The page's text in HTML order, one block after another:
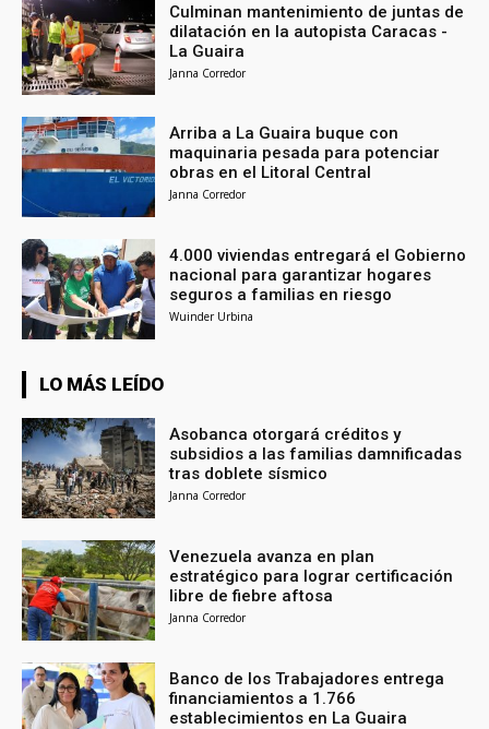
Culminan mantenimiento de juntas de
dilatación en la autopista Caracas -
La Guaira
Janna Corredor
Arriba a La Guaira buque con
maquinaria pesada para potenciar
obras en el Litoral Central
Janna Corredor
4.000 viviendas entregará el Gobierno
nacional para garantizar hogares
seguros a familias en riesgo
Wuinder Urbina
LO MÁS LEÍDO
Asobanca otorgará créditos y
subsidios a las familias damnificadas
tras doblete sísmico
Janna Corredor
Venezuela avanza en plan
estratégico para lograr certificación
libre de fiebre aftosa
Janna Corredor
Banco de los Trabajadores entrega
financiamientos a 1.766
establecimientos en La Guaira